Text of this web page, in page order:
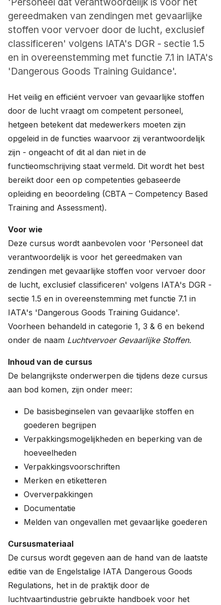
gereedmaken van zendingen met gevaarlijke
stoffen voor vervoer door de lucht, exclusief
classificeren' volgens IATA's DGR - sectie 1.5
en in overeenstemming met functie 7.1 in IATA's
'Dangerous Goods Training Guidance'.
Het veilig en efficiënt vervoer van gevaarlijke stoffen
door de lucht vraagt om competent personeel,
hetgeen betekent dat medewerkers moeten zijn
opgeleid in de functies waarvoor zij verantwoordelijk
zijn - ongeacht of dit al dan niet in de
functieomschrijving staat vermeld. Dit wordt het best
bereikt door een op competenties gebaseerde
opleiding en beoordeling (CBTA – Competency Based
Training and Assessment).
Voor wie
Deze cursus wordt aanbevolen voor 'Personeel dat
verantwoordelijk is voor het gereedmaken van
zendingen met gevaarlijke stoffen voor vervoer door
de lucht, exclusief classificeren' volgens IATA's DGR -
sectie 1.5 en in overeenstemming met functie 7.1 in
IATA's 'Dangerous Goods Training Guidance'.
Voorheen behandeld in categorie 1, 3 & 6 en bekend
onder de naam Luchtvervoer Gevaarlijke Stoffen.
Inhoud van de cursus
De belangrijkste onderwerpen die tijdens deze cursus
aan bod komen, zijn onder meer:
De basisbeginselen van gevaarlijke stoffen en
goederen begrijpen
Verpakkingsmogelijkheden en beperking van de
hoeveelheden
Verpakkingsvoorschriften
Merken en etiketteren
Oververpakkingen
Documentatie
Melden van ongevallen met gevaarlijke goederen
Cursusmateriaal
De cursus wordt gegeven aan de hand van de laatste
editie van de Engelstalige IATA Dangerous Goods
Regulations, het in de praktijk door de
luchtvaartindustrie gebruikte handboek voor het
Nieuws
Over ons
Werken bij
Nederlands
English